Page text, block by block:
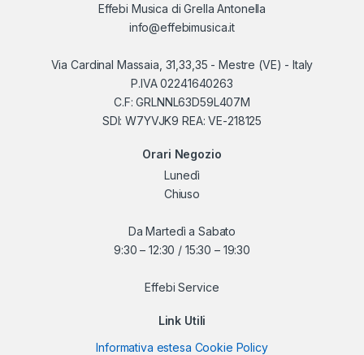
Effebi Musica di Grella Antonella
info@effebimusica.it
Via Cardinal Massaia, 31,33,35 - Mestre (VE) - Italy
P.IVA 02241640263
C.F: GRLNNL63D59L407M
SDI: W7YVJK9 REA: VE-218125
Orari Negozio
Lunedì
Chiuso
Da Martedì a Sabato
9:30 – 12:30 / 15:30 – 19:30
Effebi Service
Link Utili
Informativa estesa Cookie Policy